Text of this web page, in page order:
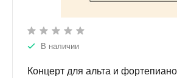
В наличии
Концерт для альта и